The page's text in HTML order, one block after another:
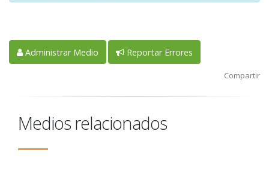
Administrar Medio Reportar Errores
Compartir
Medios relacionados